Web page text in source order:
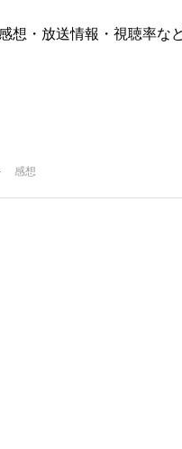
想・放送情報・視聴率な
感想